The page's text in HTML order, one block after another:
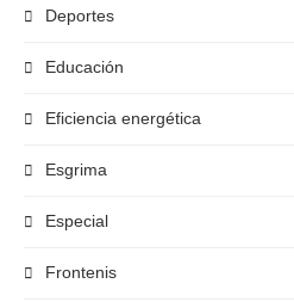
Deportes
Educación
Eficiencia energética
Esgrima
Especial
Frontenis